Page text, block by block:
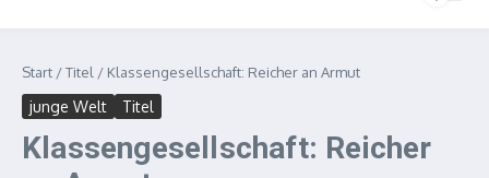
Start /Titel / Klassengesellschaft: Reicher an Armut
junge Welt Titel
Klassengesellschaft: Reicher